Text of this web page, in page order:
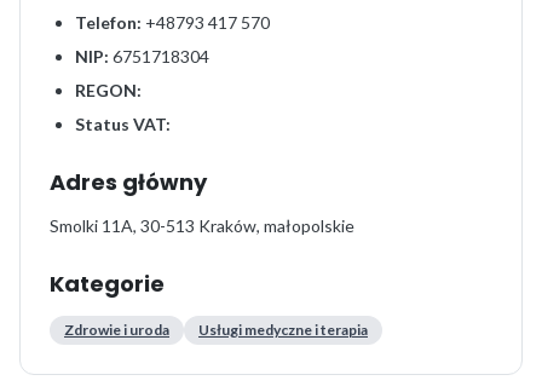
Telefon: +48793 417 570
NIP: 6751718304
REGON:
Status VAT:
Adres główny
Smolki 11A, 30-513 Kraków, małopolskie
Kategorie
Zdrowie i uroda Usługi medyczne i terapia